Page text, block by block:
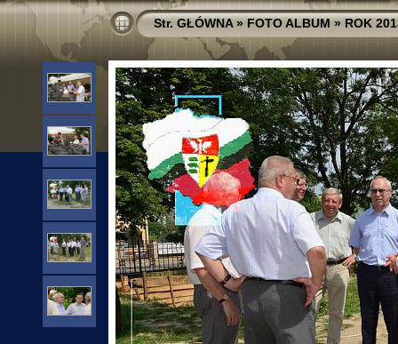
Str. GŁÓWNA»FOTO ALBUM»ROK